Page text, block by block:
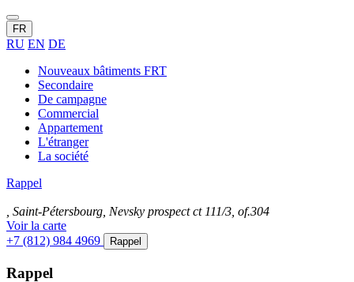
FR
RU EN DE
Nouveaux bâtiments FRT
Secondaire
De campagne
Commercial
Appartement
L'étranger
La société
Rappel
, Saint-Pétersbourg, Nevsky prospect ct 111/3, of.304
Voir la carte
+7 (812) 984 4969
Rappel
Rappel